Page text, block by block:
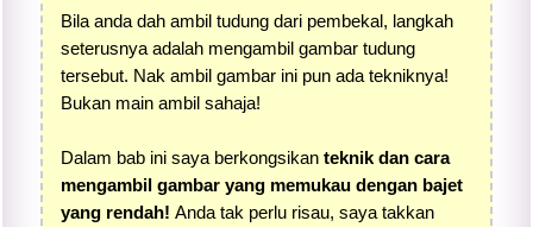
Bila anda dah ambil tudung dari pembekal, langkah
seterusnya adalah mengambil gambar tudung
tersebut. Nak ambil gambar ini pun ada tekniknya!
Bukan main ambil sahaja!
Dalam bab ini saya berkongsikanteknik dan cara
mengambil gambar yang memukau dengan bajet
yang rendah!Anda tak perlu risau, saya takkan